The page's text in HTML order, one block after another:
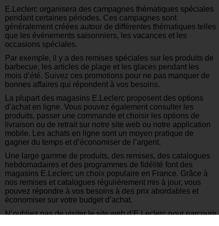
E.Leclerc organisera des campagnes thématiques spéciales
pendant certaines périodes. Ces campagnes sont
généralement créées autour de différentes thématiques telles
que les événements saisonniers, les vacances et les
occasions spéciales.
Par exemple, il y a des remises spéciales sur les produits de
barbecue, les articles de plage et les glaces pendant les
mois d’été. Suivez ces promotions pour ne pas manquer de
bonnes affaires qui répondent à vos besoins.
La plupart des magasins E.Leclerc proposent des options
d’achat en ligne. Vous pouvez également consulter les
produits, passer une commande et choisir les options de
livraison ou de retrait sur notre site web ou notre application
mobile. Les achats en ligne sont un moyen pratique de
gagner du temps et d’économiser de l’argent.
Une large gamme de produits, des remises, des catalogues
hebdomadaires et des programmes de fidélité font des
magasins E.Leclerc un choix populaire en France. Grâce à
nos remises et catalogues régulièrement mis à jour, vous
pouvez répondre à vos besoins à des prix abordables et
économiser sur votre budget d’achat.
N’oubliez pas de visiter le site web d’E.Leclerc pour parcourir